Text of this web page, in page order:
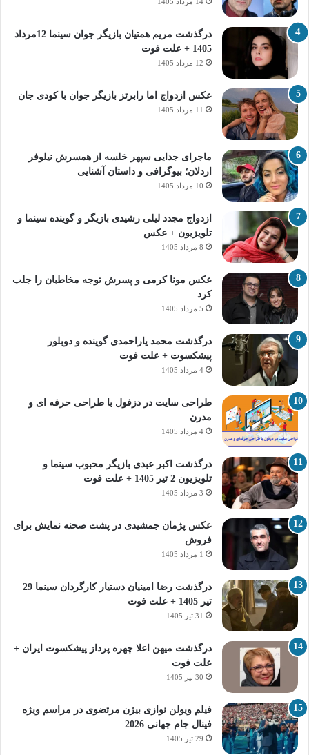
درگذشت مریم همتیان بازیگر جوان سینما 12مرداد
1405 + علت فوت
12 مرداد 1405
عکس ازدواج اما رابرتز بازیگر جوان با کودی جان
11 مرداد 1405
ماجرای جدایی سپهر خلسه از همسرش نیلوفر
اردلان؛ بیوگرافی و داستان آشنایی
10 مرداد 1405
ازدواج مجدد لیلی رشیدی بازیگر و گوینده سینما و
تلویزیون + عکس
8 مرداد 1405
عکس مونا کرمی و پسرش توجه مخاطبان را جلب
کرد
5 مرداد 1405
درگذشت محمد یاراحمدی گوینده و دوبلور
پیشکسوت + علت فوت
4 مرداد 1405
طراحی سایت در دزفول با طراحی حرفه‌ ای و
مدرن
4 مرداد 1405
درگذشت اکبر عبدی بازیگر محبوب سینما و
تلویزیون 2 تیر 1405 + علت فوت
3 مرداد 1405
عکس پژمان جمشیدی در پشت صحنه نمایش برای
فروش
1 مرداد 1405
درگذشت رضا امینیان دستیار کارگردان سینما 29
تیر 1405 + علت فوت
31 تیر 1405
درگذشت میهن اعلا چهره پرداز پیشکسوت ایران +
علت فوت
30 تیر 1405
فیلم ویولن نوازی بیژن مرتضوی در مراسم ویژه
فینال جام جهانی 2026
29 تیر 1405